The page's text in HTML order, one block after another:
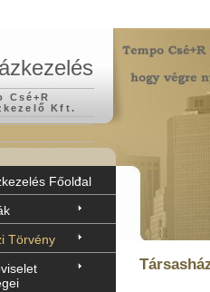
Csé+R
Kft.
Főoldal
Törvény